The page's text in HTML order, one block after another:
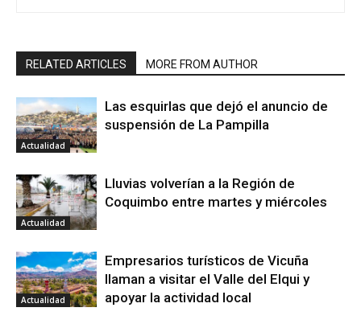
RELATED ARTICLES MORE FROM AUTHOR
Actualidad
Las esquirlas que dejó el anuncio de
suspensión de La Pampilla
Actualidad
Lluvias volverían a la Región de
Coquimbo entre martes y miércoles
Actualidad
Empresarios turísticos de Vicuña
llaman a visitar el Valle del Elqui y
apoyar la actividad local